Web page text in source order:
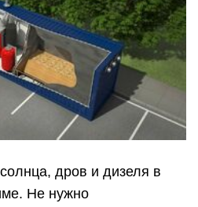
дров и дизеля в
Не нужно